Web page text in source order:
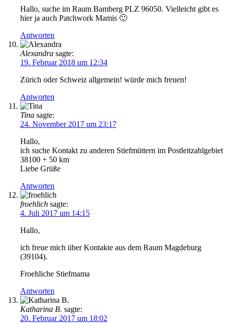
Hallo, suche im Raum Bamberg PLZ 96050. Vielleicht gibt es
hier ja auch Patchwork Mamis 🙂
Antworten
Alexandra sagte:
19. Februar 2018 um 12:34
Zürich oder Schweiz allgemein! würde mich freuen!
Antworten
Tina sagte:
24. November 2017 um 23:17
Hallo,
ich suche Kontakt zu anderen Stiefmüttern im Postleitzahlgebiet
38100 + 50 km
Liebe Grüße
Antworten
froehlich sagte:
4. Juli 2017 um 14:15
Hallo,
ich freue mich über Kontakte aus dem Raum Magdeburg
(39104).
Froehliche Stiefmama
Antworten
Katharina B. sagte:
20. Februar 2017 um 18:02